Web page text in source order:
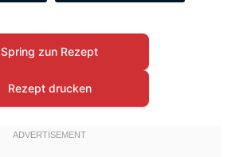
Spring zun Rezept
Rezept drucken